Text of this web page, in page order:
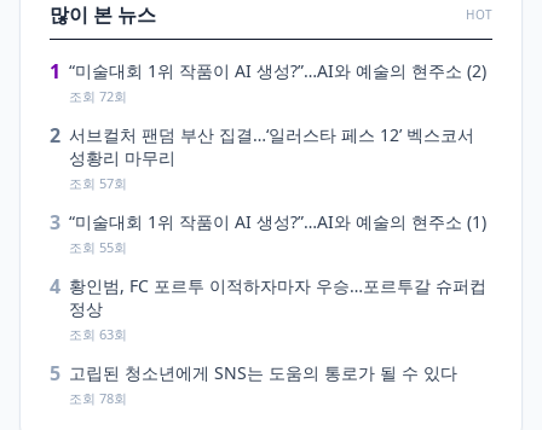
많이 본 뉴스 HOT
1 “미술대회 1위 작품이 AI 생성?”…AI와 예술의 현주소 (2)
조회 72회
2 서브컬처 팬덤 부산 집결…‘일러스타 페스 12’ 벡스코서
성황리 마무리
조회 57회
3 “미술대회 1위 작품이 AI 생성?”…AI와 예술의 현주소 (1)
조회 55회
4 황인범, FC 포르투 이적하자마자 우승…포르투갈 슈퍼컵
정상
조회 63회
5 고립된 청소년에게 SNS는 도움의 통로가 될 수 있다
조회 78회